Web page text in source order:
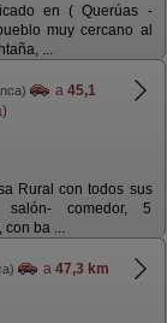
en ( Querúas -
muy cercano al
...
a 45,1
Rural con todos sus
salón- comedor, 5
con ba ...
a 47,3 km